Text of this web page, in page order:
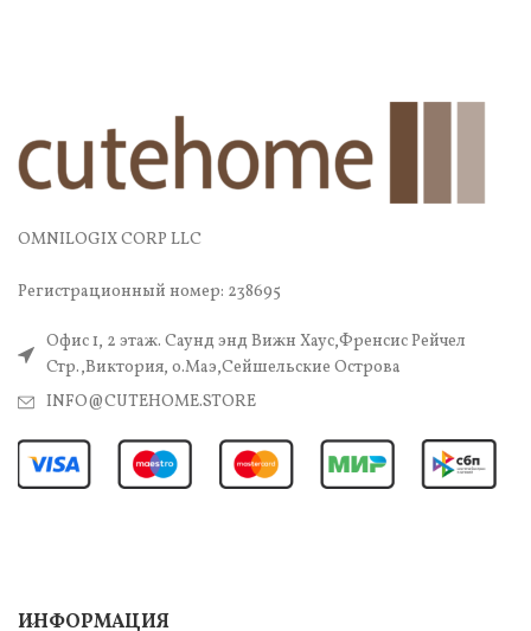
OMNILOGIX CORP LLC
Регистрационный номер: 238695
Офис 1, 2 этаж. Саунд энд Вижн Хаус,Френсис Рейчел
Стр.,Виктория, о.Маэ,Сейшельские Острова
INFO@CUTEHOME.STORE
ИНФОРМАЦИЯ